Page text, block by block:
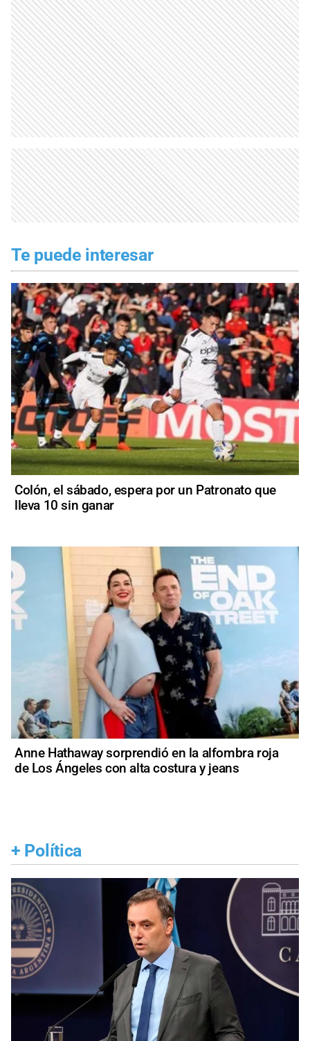
Te puede interesar
Colón, el sábado, espera por un Patronato que
lleva 10 sin ganar
Anne Hathaway sorprendió en la alfombra roja
de Los Ángeles con alta costura y jeans
+ Política